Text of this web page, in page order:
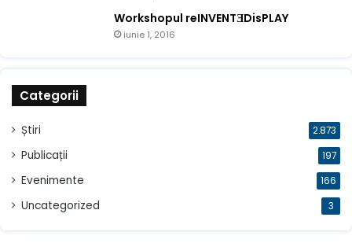
Workshopul reINVENTƎDisPLAY
iunie 1, 2016
Categorii
Știri 2.873
Publicații 197
Evenimente 166
Uncategorized 3